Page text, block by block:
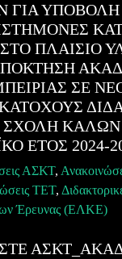
ΥΠΟΒΟΛΗ
ΠΛΑΙΣΙΟ
ΣΕ
ΣΧΟΛΗ
ΕΤΟΣ 2024-
ΑΣΚΤ,
ΤΕΤ,
Έρευνας (ΕΛΚΕ)